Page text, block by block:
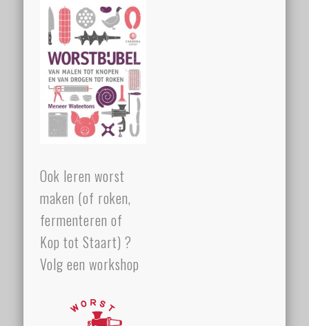
Ook leren worst
maken (of roken,
fermenteren of
Kop tot Staart) ?
Volg een workshop